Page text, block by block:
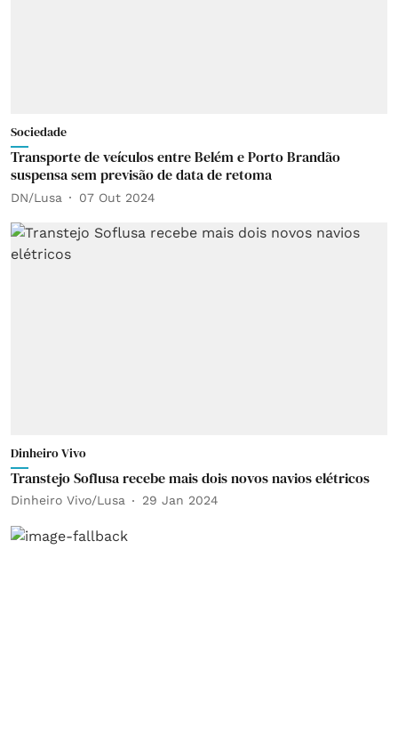
Sociedade
Transporte de veículos entre Belém e Porto Brandão
suspensa sem previsão de data de retoma
DN/Lusa 07 Out 2024
Dinheiro Vivo
Transtejo Soflusa recebe mais dois novos navios elétricos
Dinheiro Vivo/Lusa 29 Jan 2024